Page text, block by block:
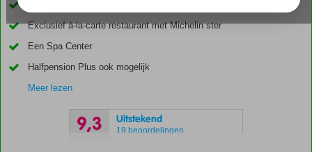
Exclusief à-la-carte restaurant met Michelin ster
Een Spa Center
Halfpension Plus ook mogelijk
Meer lezen
9,3 Uitstekend
19 beoordelingen